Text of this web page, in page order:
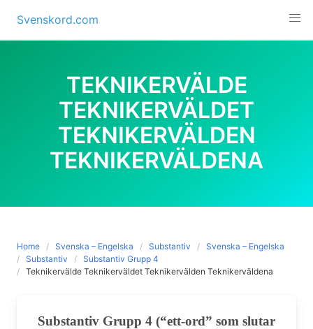
content
Svenskord.com
TEKNIKERVÄLDE
TEKNIKERVÄLDET
TEKNIKERVÄLDEN
TEKNIKERVÄLDENA
Home Svenska – Engelska Substantiv
Svenska – Engelska
Substantiv
Substantiv Grupp 4
Teknikervälde Teknikerväldet Teknikervälden Teknikerväldena
Substantiv Grupp 4 (“ett-ord” som slutar